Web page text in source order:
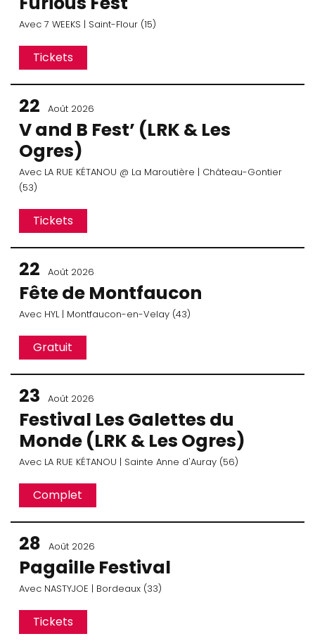
Avec 7 WEEKS | Saint-Flour (15)
Tickets
22 Août 2026
V and B Fest’ (LRK & Les
Ogres)
Avec LA RUE KÉTANOU @ La Maroutière | Château-Gontier
(53)
Tickets
22 Août 2026
Fête de Montfaucon
Avec HYL | Montfaucon-en-Velay (43)
Gratuit
23 Août 2026
Festival Les Galettes du
Monde (LRK & Les Ogres)
Avec LA RUE KÉTANOU | Sainte Anne d'Auray (56)
Complet
28 Août 2026
Pagaille Festival
Avec NASTYJOE | Bordeaux (33)
Tickets